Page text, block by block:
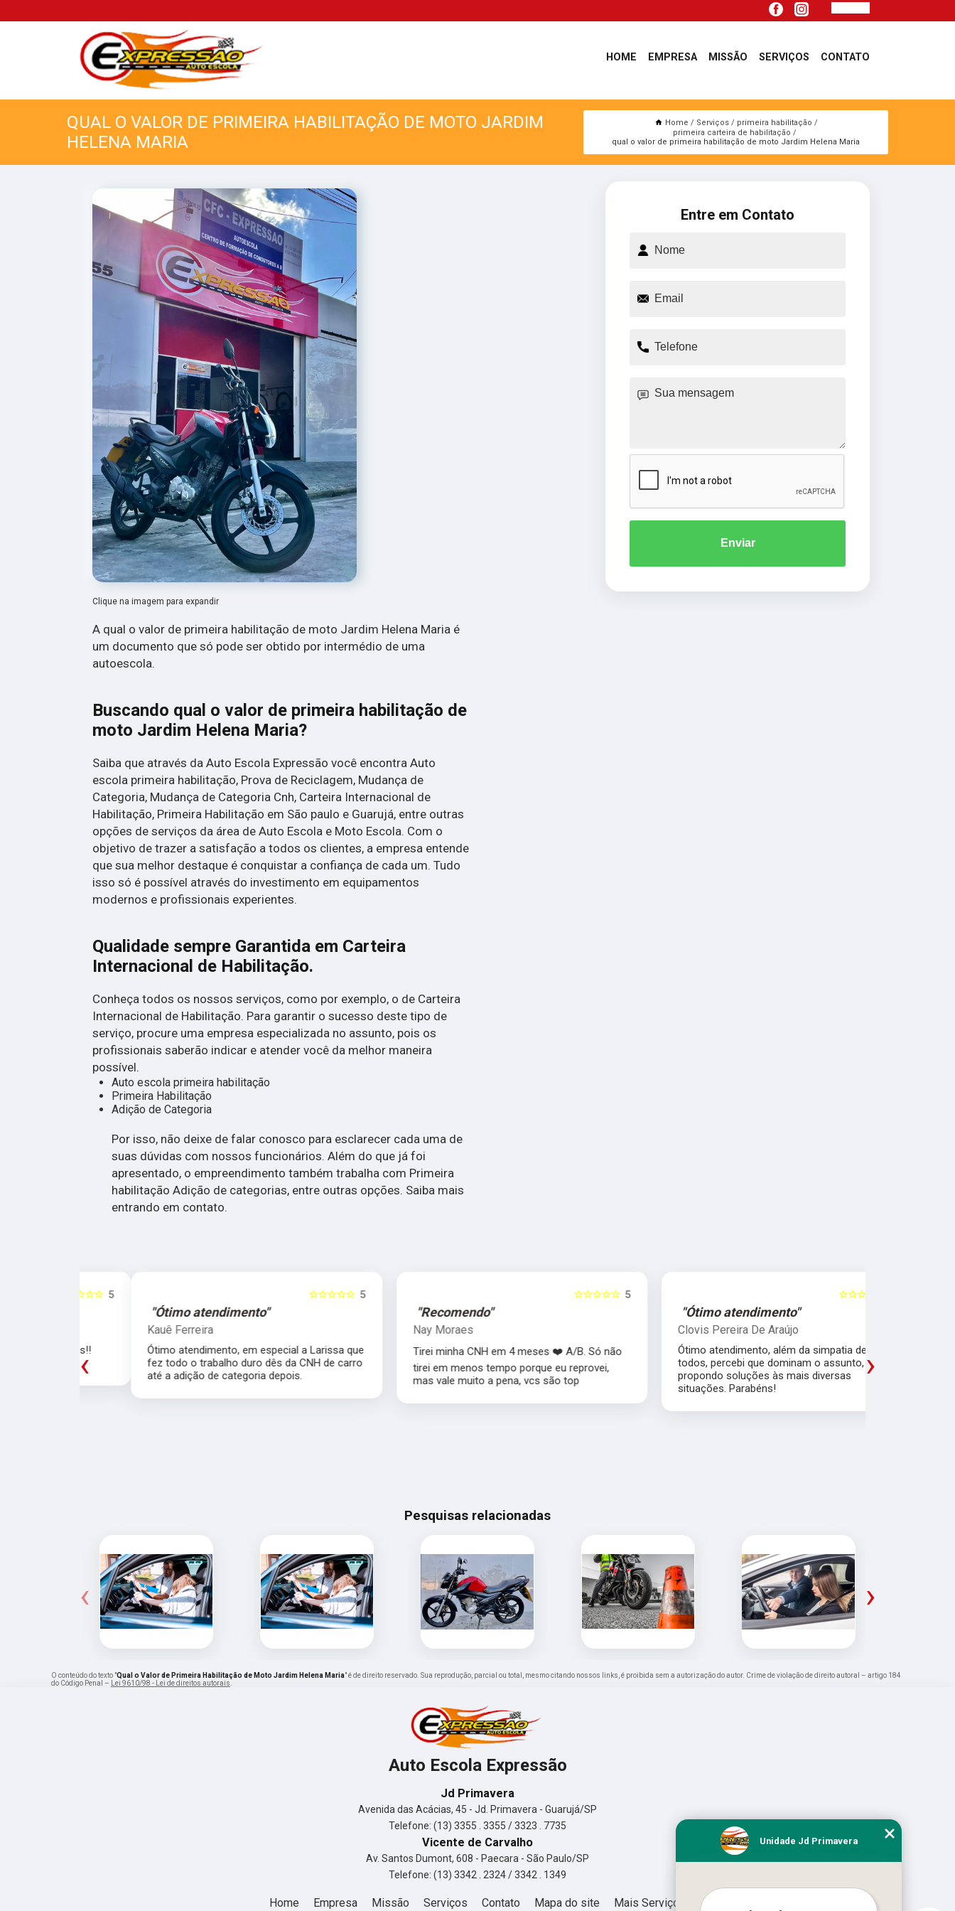
HOME EMPRESA MISSÃO SERVIÇOS CONTATO
QUAL O VALOR DE PRIMEIRA HABILITAÇÃO DE MOTO JARDIM
HELENA MARIA
Home Serviços
primeira habilitação
primeira carteira de habilitação
qual o valor de primeira habilitação de moto Jardim Helena Maria
Clique na imagem para expandir
A qual o valor de primeira habilitação de moto Jardim Helena Maria é
um documento que só pode ser obtido por intermédio de uma
autoescola.
Buscando qual o valor de primeira habilitação de
moto Jardim Helena Maria?
Saiba que através da Auto Escola Expressão você encontra Auto
escola primeira habilitação, Prova de Reciclagem, Mudança de
Categoria, Mudança de Categoria Cnh, Carteira Internacional de
Habilitação, Primeira Habilitação em São paulo e Guarujá, entre outras
opções de serviços da área de Auto Escola e Moto Escola. Com o
objetivo de trazer a satisfação a todos os clientes, a empresa entende
que sua melhor destaque é conquistar a confiança de cada um. Tudo
isso só é possível através do investimento em equipamentos
modernos e profissionais experientes.
Qualidade sempre Garantida em Carteira
Internacional de Habilitação.
Conheça todos os nossos serviços, como por exemplo, o de Carteira
Internacional de Habilitação. Para garantir o sucesso deste tipo de
serviço, procure uma empresa especializada no assunto, pois os
profissionais saberão indicar e atender você da melhor maneira
possível.
Auto escola primeira habilitação
Primeira Habilitação
Adição de Categoria
Por isso, não deixe de falar conosco para esclarecer cada uma de
suas dúvidas com nossos funcionários. Além do que já foi
apresentado, o empreendimento também trabalha com Primeira
habilitação Adição de categorias, entre outras opções. Saiba mais
entrando em contato.
Entre em Contato
Enviar
5
☆☆☆☆☆
"Ótimo atendimento"
Kauê Ferreira
Ótimo atendimento, em especial a Larissa que
fez todo o trabalho duro dês da CNH de carro
até a adição de categoria depois.
5
☆☆☆☆☆
"Recomendo"
Nay Moraes
Tirei minha CNH em 4 meses ❤️ A/B. Só não
tirei em menos tempo porque eu reprovei,
mas vale muito a pena, vcs são top
5
☆☆☆☆☆
"Ótimo atendimento"
Clovis Pereira De Araújo
Ótimo atendimento, além da simpatia de
todos, percebi que dominam o assunto,
propondo soluções às mais diversas
situações. Parabéns!
‹ ›
Pesquisas relacionadas
‹ ›
O conteúdo do texto "Qual o Valor de Primeira Habilitação de Moto Jardim Helena Maria" é de direito reservado. Sua reprodução, parcial ou total, mesmo citando nossos links, é proibida sem a autorização do autor. Crime de violação de direito autoral – artigo 184
do Código Penal – Lei 9610/98 - Lei de direitos autorais.
Auto Escola Expressão
Jd Primavera
Avenida das Acácias, 45 - Jd. Primavera - Guarujá/SP
Telefone: (13) 3355 . 3355 / 3323 . 7735
Vicente de Carvalho
Av. Santos Dumont, 608 - Paecara - São Paulo/SP
Telefone: (13) 3342 . 2324 / 3342 . 1349
Home Empresa Missão Serviços Contato Mapa do site Mais Serviços
Unidade Jd Primavera